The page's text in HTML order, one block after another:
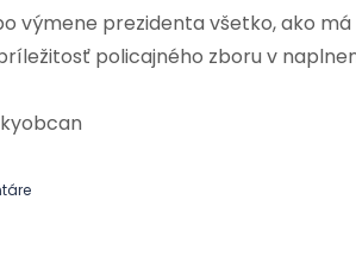
výmene prezidenta všetko, ako
policajného zboru v